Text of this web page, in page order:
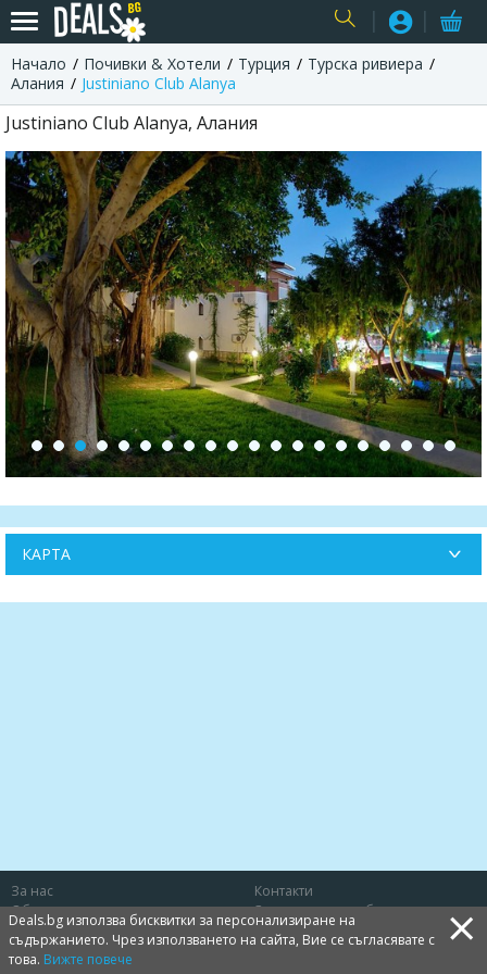
USER
Начало Почивки & Хотели Турция
Турска ривиера
Алания
Justiniano Club Alanya
Justiniano Club Alanya, Алания
КАРТА
За нас
Контакти
Общи условия
Защита на потребителя
Политика за лични данни
Бисквитки
Deals.bg използва бисквитки за персонализиране на
съдържанието. Чрез използването на сайта, Вие се съгласявате с
това. Вижте повече ×